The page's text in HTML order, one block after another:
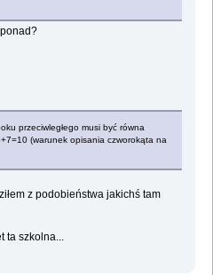
przeciwległego musi być równa
(warunek opisania czworokąta na
z podobieństwa jakichś tam
szkolna...